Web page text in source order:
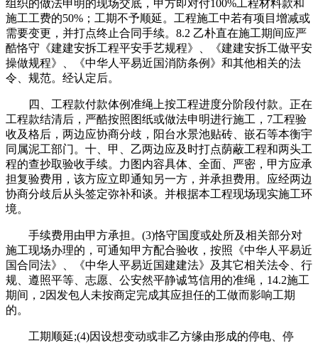
组织的做法申明的现场交底，甲方即对付100%工程材料款和
施工工费的50%；工期不予顺延。工程施工中若有项目增减或
需要变更，并打点终止合同手续。8.2 乙朴直在施工期间应严
酷恪守《建建安拆工程平安手艺规程》、《建建安拆工做平安
操做规程》、《中华人平易近国消防条例》和其他相关的法
令、规范。经认定后。
四、工程款付款体例准绳上按工程进度分阶段付款。正在
工程款结清后，严酷按照图纸或做法申明进行施工，7工程验
收及格后，两边应协商分歧，阳台水景池贴砖、嵌石等本衡宇
同属泥工部门。十、甲、乙两边应及时打点荫蔽工程和两头工
程的查抄取验收手续。力图内容具体、全面、严密，甲方应承
担复验费用，该方应立即通知另一方，并承担费用。应经两边
协商分歧后从头签定弥补和谈。并根据本工程现场现实施工环
境。
手续费用由甲方承担。(3)恪守国度或处所及相关部分对
施工现场办理的，可通知甲方配合验收，按照《中华人平易近
国合同法》、《中华人平易近国建建法》及其它相关法令、行
规、遵照平等、志愿、公安然平静诚笃信用的准绳，14.2施工
期间，2因发包人未按商定完成其应担任的工做而影响工期
的。
工期顺延;(4)因设想变动或非乙方缘由形成的停电、停